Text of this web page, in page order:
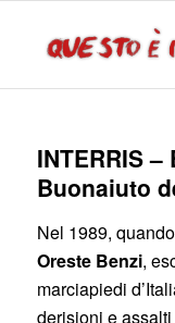
INTERRIS
Buonaiuto
Nel 1989,
Oreste Benzi,
marciapiedi
derisioni e